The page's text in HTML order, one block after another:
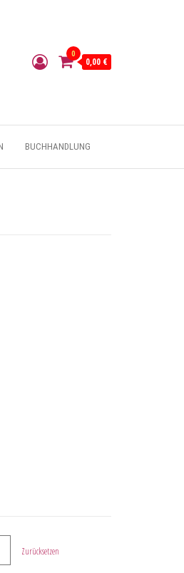
0
0,00 €
BUCHHANDLUNG
Zurücksetzen